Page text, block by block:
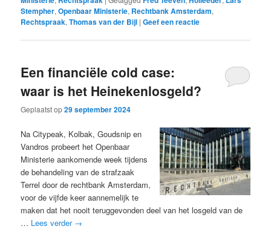
Stempher,Openbaar Ministerie, Rechtbank Amsterdam,
Rechtspraak,Thomas van der Bijl |Geef een reactie
Een financiële cold case:
waar is het Heinekenlosgeld?
Geplaatst op29 september 2024
Na Citypeak, Kolbak, Goudsnip en
Vandros probeert het Openbaar
Ministerie aankomende week tijdens
de behandeling van de strafzaak
Terrel door de rechtbank Amsterdam,
voor de vijfde keer aannemelijk te
maken dat het nooit teruggevonden deel van het losgeld van de
… Lees verder →